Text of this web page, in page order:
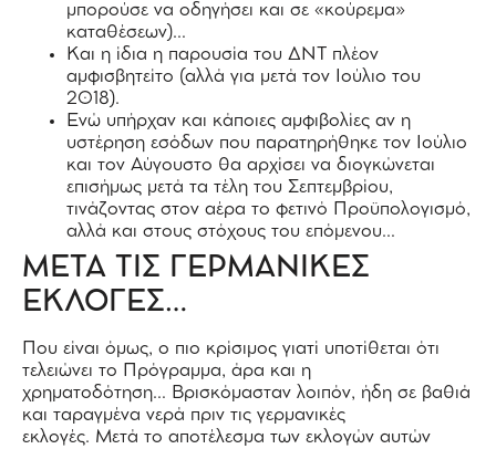
μπορούσε να οδηγήσει και σε «κούρεμα»
καταθέσεων)…
Και η ίδια η παρουσία του ΔΝΤ πλέον
αμφισβητείτο (αλλά για μετά τον Ιούλιο του
2018).
Ενώ υπήρχαν και κάποιες αμφιβολίες αν η
υστέρηση εσόδων που παρατηρήθηκε τον Ιούλιο
και τον Αύγουστο θα αρχίσει να διογκώνεται
επισήμως μετά τα τέλη του Σεπτεμβρίου,
τινάζοντας στον αέρα το φετινό Προϋπολογισμό,
αλλά και στους στόχους του επόμενου…
ΜΕΤΑ ΤΙΣ ΓΕΡΜΑΝΙΚΕΣ
ΕΚΛΟΓΕΣ…
Που είναι όμως, ο πιο κρίσιμος γιατί υποτίθεται ότι
τελειώνει το Πρόγραμμα, άρα και η
χρηματοδότηση… Βρισκόμασταν λοιπόν, ήδη σε βαθιά
και ταραγμένα νερά πριν τις γερμανικές
εκλογές. Μετά το αποτέλεσμα των εκλογών αυτών